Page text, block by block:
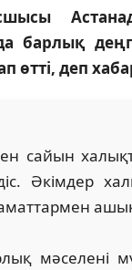
барлық
өтті, деп
сайын
Әкімдер
ашық
мәселені